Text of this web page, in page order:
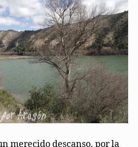
merecido descanso, por la